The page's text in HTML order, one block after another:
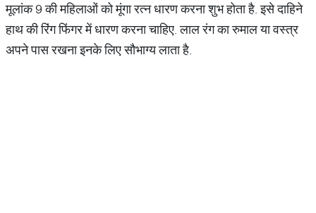
मूलांक 9 की महिलाओं को मूंगा रत्न धारण करना शुभ होता है. इसे दाहिने
हाथ की रिंग फिंगर में धारण करना चाहिए. लाल रंग का रुमाल या वस्त्र
अपने पास रखना इनके लिए सौभाग्य लाता है.